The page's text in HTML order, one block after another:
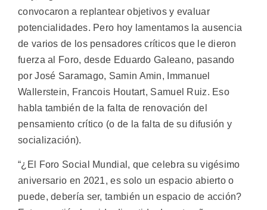
convocaron a replantear objetivos y evaluar
potencialidades. Pero hoy lamentamos la ausencia
de varios de los pensadores críticos que le dieron
fuerza al Foro, desde Eduardo Galeano, pasando
por José Saramago, Samin Amin, Immanuel
Wallerstein, Francois Houtart, Samuel Ruiz. Eso
habla también de la falta de renovación del
pensamiento crítico (o de la falta de su difusión y
socialización).
“¿El Foro Social Mundial, que celebra su vigésimo
aniversario en 2021, es solo un espacio abierto o
puede, debería ser, también un espacio de acción?